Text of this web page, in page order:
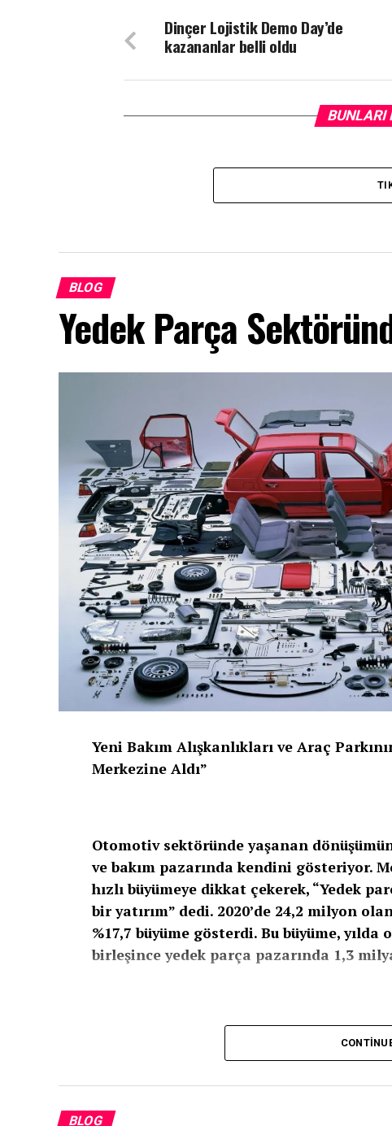
Dinçer Lojistik Demo Day’de
kazananlar belli oldu
BUNLARI
BLOG
Yedek Parça
Yeni Bakım Alışkanlıkları ve Araç
Merkezine Aldı”
Otomotiv sektöründe yaşanan
ve bakım pazarında kendini gösteriyor.
hızlı büyümeye dikkat çekerek, “Yedek
bir yatırım” dedi. 2020’de 24,2 milyon
%17,7 büyüme gösterdi. Bu büyüme,
birleşince yedek parça pazarında 1,3
Araç Parkının Büyümesi Yedek Parça
Bu yaklaşık %17,7’lik artış, parça
ortalama bir araç yılda 250–350 USD’lik
BLOG